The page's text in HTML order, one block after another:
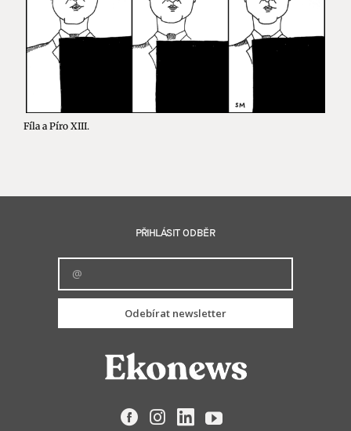
Fíla a Píro XIII.
PŘIHLÁSIT ODBĚR
Odebírat newsletter
FacebookInstagramLinkedIn
YouTube